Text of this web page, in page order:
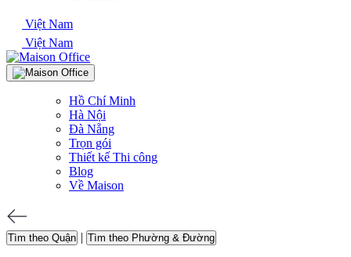
Việt Nam
Việt Nam
Hồ Chí Minh
Hà Nội
Đà Nẵng
Trọn gói
Thiết kế Thi công
Blog
Về Maison
Tìm theo Quận | Tìm theo Phường & Đường